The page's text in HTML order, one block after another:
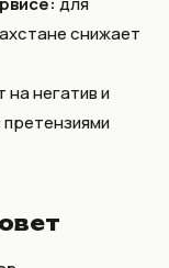
снижает
на негатив и